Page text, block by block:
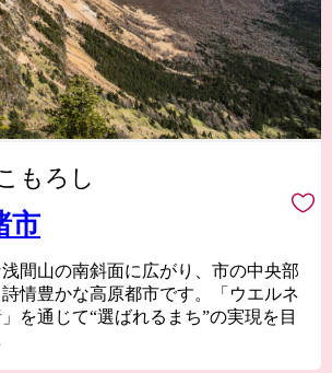
もろし
市
間山の南斜面に広がり、市の中央部
情豊かな高原都市です。「ウエルネ
を通じて“選ばれるまち”の実現を目